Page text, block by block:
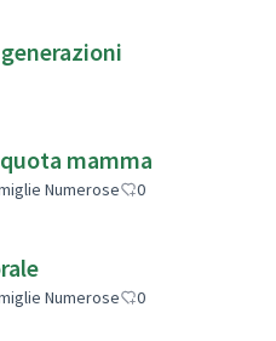
mamma
Numerose 0
Numerose 0